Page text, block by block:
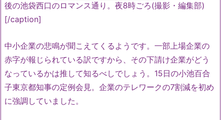
後の池袋西口のロマンス通り。夜8時ごろ(撮影・編集部)
[/caption]
中小企業の悲鳴が聞こえてくるようです。一部上場企業の
赤字が報じられている訳ですから、その下請け企業がどう
なっているかは推して知るべしでしょう。15日の小池百合
子東京都知事の定例会見。企業のテレワークの7割減を初め
に強調していました。